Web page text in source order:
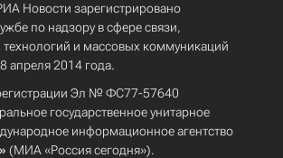
Новости зарегистрировано
по надзору в сфере связи,
и массовых коммуникаций
апреля 2014 года.
Эл № ФС77-57640
государственное унитарное
информационное агентство
(МИА «Россия сегодня»).